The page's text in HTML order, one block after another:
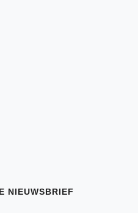
NIEUWSBRIEF